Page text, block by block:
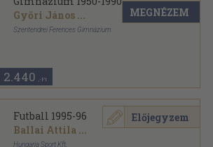
Győri János ...
Szentendrei Ferences Gimnázium
2.440 ,-Ft
MEGNÉZEM
Futball 1995-96
Ballai Attila ...
Hungaria Sport Kft.
Előjegyzem